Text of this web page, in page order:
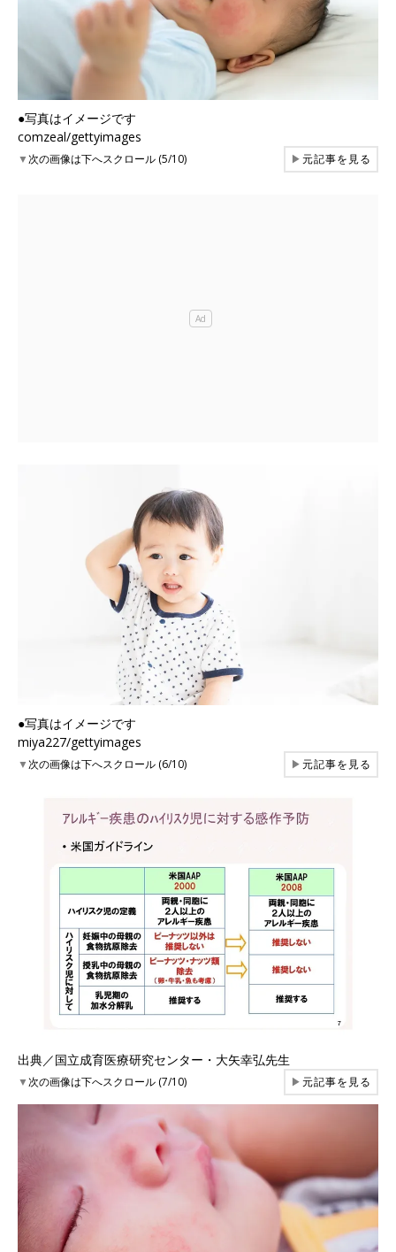
●写真はイメージです
comzeal/gettyimages
▼次の画像は下へスクロール (5/10) ▶元記事を見る
●写真はイメージです
miya227/gettyimages
▼次の画像は下へスクロール (6/10) ▶元記事を見る
出典／国立成育医療研究センター・大矢幸弘先生
▼次の画像は下へスクロール (7/10) ▶元記事を見る